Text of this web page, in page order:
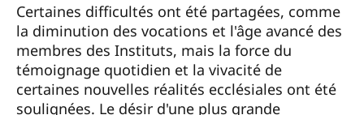
Certaines difficultés ont été partagées, comme
la diminution des vocations et l'âge avancé des
membres des Instituts, mais la force du
témoignage quotidien et la vivacité de
certaines nouvelles réalités ecclésiales ont été
soulignées. Le désir d'une plus grande